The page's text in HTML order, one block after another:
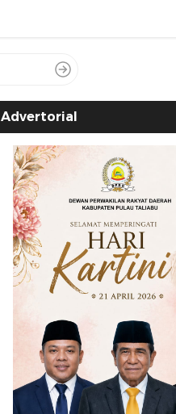
Advertorial